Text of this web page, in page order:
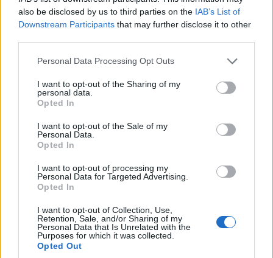
also be disclosed by us to third parties on the IAB’s List of
Downstream Participants that may further disclose it to other
Please note that this website/app uses one or more Google
not limited to your visit or usage behaviour. You may click to
grant or deny consent to Google and its third-party tags to
use your data for below specified purposes in below Google
consent section.
Personal Data Processing Opt Outs
I want to opt-out of the Sharing of my
personal data.
Opted In
I want to opt-out of the Sale of my
Personal Data.
Opted In
I want to opt-out of processing my
Personal Data for Targeted Advertising.
Opted In
I want to opt-out of Collection, Use,
Retention, Sale, and/or Sharing of my
Personal Data that Is Unrelated with the
Purposes for which it was collected.
Opted Out
Το Ιράν κρατά «κλειδωμένο» το Ορμούζ – Ο
ΚΟΣΜΟΣ
Γερμανία: Το drone με εκρηκτικά στη Λειψία και ο
«ακήρυχτος» πόλεμος κατά της Ευρώπης